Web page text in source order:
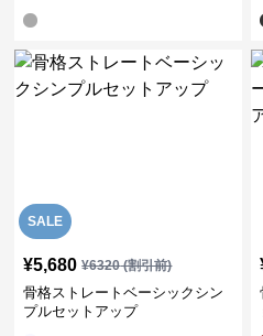
SALE
¥5,680 ¥6320(割引前)
骨格ストレートベーシックシン
プルセットアップ